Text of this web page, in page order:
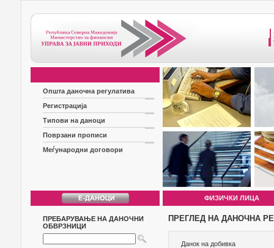
Општа даночна регулатива
Регистрација
Типови на даноци
Поврзани прописи
Меѓународни договори
ФИЗИЧКИ ЛИЦА
ПРЕБАРУВАЊЕ НА ДАНОЧНИ
ОБВРЗНИЦИ
ПРЕГЛЕД НА ДАНОЧНА
Данок на добивка